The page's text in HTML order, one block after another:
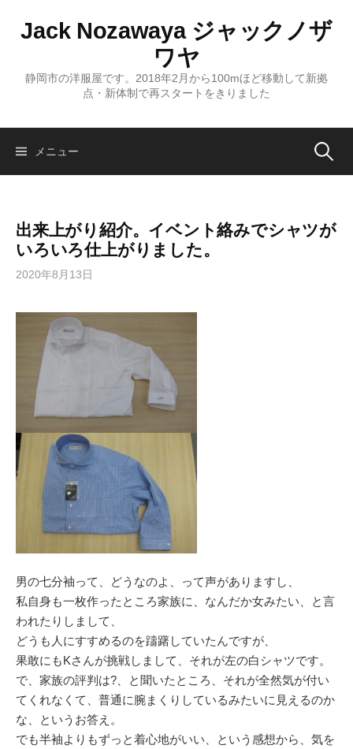
ス
Jack Nozawaya ジャックノザ
ワヤ
静岡市の洋服屋です。2018年2月から100mほど移動して新拠
点・新体制で再スタートをきりました
メニュー 検
出来上がり紹介。イベント絡みでシャツが
いろいろ仕上がりました。
2020年8月13日
男の七分袖って、どうなのよ、って声がありますし、
私自身も一枚作ったところ家族に、なんだか女みたい、と言
われたりしまして、
どうも人にすすめるのを躊躇していたんですが、
果敢にもKさんが挑戦しまして、それが左の白シャツです。
で、家族の評判は?、と聞いたところ、それが全然気が付い
てくれなくて、普通に腕まくりしているみたいに見えるのか
な、というお答え。
でも半袖よりもずっと着心地がいい、という感想から、気を